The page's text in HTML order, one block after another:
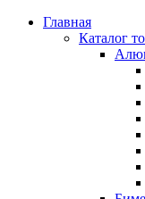
Главная
Каталог